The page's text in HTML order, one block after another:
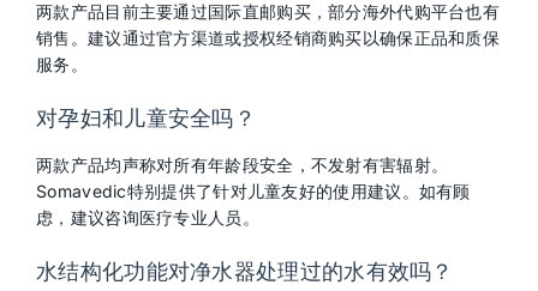
两款产品目前主要通过国际直邮购买，部分海外代购平台也有
销售。建议通过官方渠道或授权经销商购买以确保正品和质保
服务。
对孕妇和儿童安全吗？
两款产品均声称对所有年龄段安全，不发射有害辐射。
Somavedic特别提供了针对儿童友好的使用建议。如有顾
虑，建议咨询医疗专业人员。
水结构化功能对净水器处理过的水有效吗？